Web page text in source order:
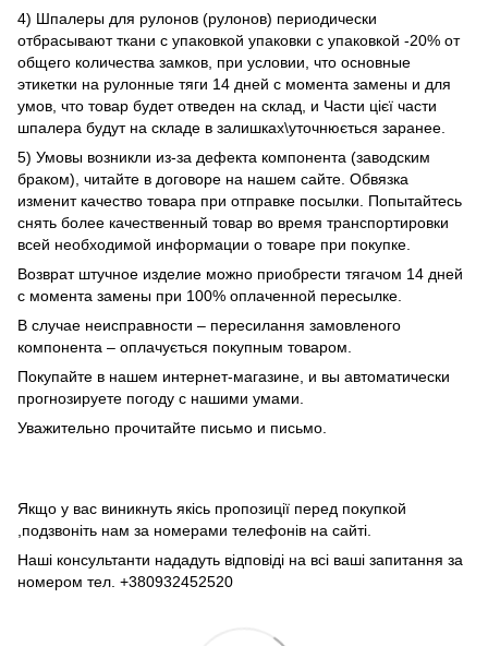
4) Шпалеры для рулонов (рулонов) периодически
отбрасывают ткани с упаковкой упаковки с упаковкой -20% от
общего количества замков, при условии, что основные
этикетки на рулонные тяги 14 дней с момента замены и для
умов, что товар будет отведен на склад, и Части цієї части
шпалера будут на складе в залишках\уточнюється заранее.
5) Умовы возникли из-за дефекта компонента (заводским
браком), читайте в договоре на нашем сайте. Обвязка
изменит качество товара при отправке посылки. Попытайтесь
снять более качественный товар во время транспортировки
всей необходимой информации о товаре при покупке.
Возврат штучное изделие можно приобрести тягачом 14 дней
с момента замены при 100% оплаченной пересылке.
В случае неисправности – пересилання замовленого
компонента – оплачується покупным товаром.
Покупайте в нашем интернет-магазине, и вы автоматически
прогнозируете погоду с нашими умами.
Уважительно прочитайте письмо и письмо.
Якщо у вас виникнуть якісь пропозиції перед покупкой
,подзвоніть нам за номерами телефонів на сайті.
Наші консультанти нададуть відповіді на всі ваші запитання за
номером тел. +380932452520